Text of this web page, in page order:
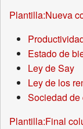
Plantilla:Nueva
Estado de
Ley de Say
Ley de los
Sociedad de
Plantilla:Final